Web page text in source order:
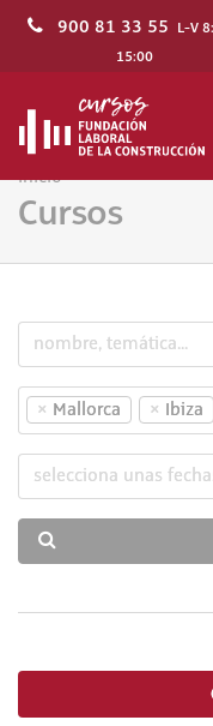
900 81 33 55 L-V
15:00
Inicio
Cursos
× Mallorca × Ibiza